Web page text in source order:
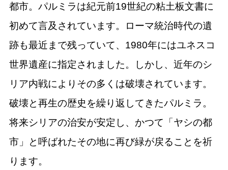
都市。パルミラは紀元前19世紀の粘土板文書に
初めて言及されています。ローマ統治時代の遺
跡も最近まで残っていて、1980年にはユネスコ
世界遺産に指定されました。しかし、近年のシ
リア内戦によりその多くは破壊されています。
破壊と再生の歴史を繰り返してきたパルミラ。
将来シリアの治安が安定し、かつて「ヤシの都
市」と呼ばれたその地に再び緑が戻ることを祈
ります。